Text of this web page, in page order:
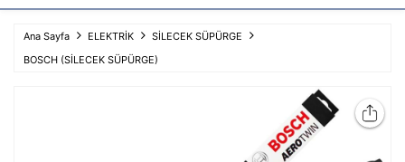
Ana Sayfa ELEKTRİK
SİLECEK SÜPÜRGE
BOSCH (SİLECEK SÜPÜRGE)